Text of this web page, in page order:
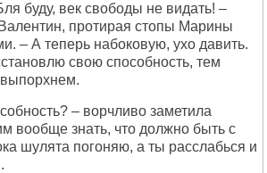
буду, век свободы не видать! –
протирая стопы Марины
– А теперь набоковую, ухо давить.
свою способность, тем
– ворчливо заметила
вообще знать, что должно быть с
шулята погоняю, а ты расслабься и